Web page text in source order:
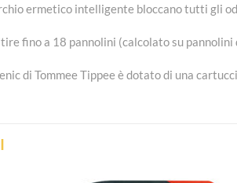
ermetico intelligente bloccano tutti gli
fino a 18 pannolini (calcolato su pannolini
di Tommee Tippee è dotato di una